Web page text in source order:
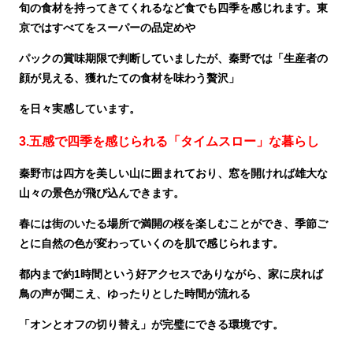
旬の食材を持ってきてくれるなど食でも四季を感じれます。東
京ではすべてをスーパーの品定めや
パックの賞味期限で判断していましたが、秦野では「生産者の
顔が見える、獲れたての食材を味わう贅沢」
を日々実感しています。
3.五感で四季を感じられる「タイムスロー」な暮らし
秦野市は四方を美しい山に囲まれており、窓を開ければ雄大な
山々の景色が飛び込んできます。
春には街のいたる場所で満開の桜を楽しむことができ、季節ご
とに自然の色が変わっていくのを肌で感じられます。
都内まで約1時間という好アクセスでありながら、家に戻れば
鳥の声が聞こえ、ゆったりとした時間が流れる
「オンとオフの切り替え」が完璧にできる環境です。